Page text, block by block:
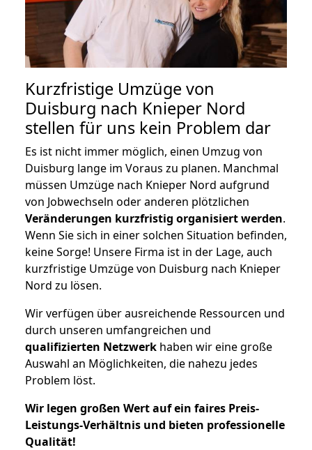
Kurzfristige Umzüge von
Duisburg nach Knieper Nord
stellen für uns kein Problem dar
Es ist nicht immer möglich, einen Umzug von
Duisburg lange im Voraus zu planen. Manchmal
müssen Umzüge nach Knieper Nord aufgrund
von Jobwechseln oder anderen plötzlichen
Veränderungen kurzfristig organisiert werden.
Wenn Sie sich in einer solchen Situation befinden,
keine Sorge! Unsere Firma ist in der Lage, auch
kurzfristige Umzüge von Duisburg nach Knieper
Nord zu lösen.
Wir verfügen über ausreichende Ressourcen und
durch unseren umfangreichen und
qualifizierten Netzwerk haben wir eine große
Auswahl an Möglichkeiten, die nahezu jedes
Problem löst.
Wir legen großen Wert auf ein faires Preis-
Leistungs-Verhältnis und bieten professionelle
Qualität!